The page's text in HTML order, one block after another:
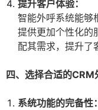
提升客户体验：
智能外呼系统能够
提供更加个性化的
配其需求，提升了
四、选择合适的CRM
系统功能的完备性：